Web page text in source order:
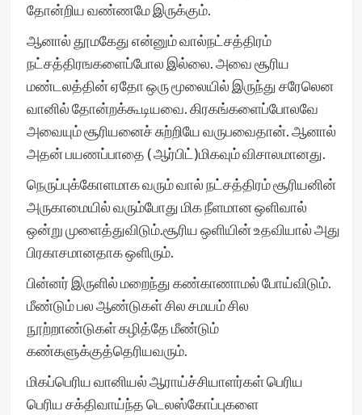
தோன்றிய வண்ணமே இருக்கும்.
ஆனால் தூமகேது என்னும் வால்நட்சத்திரம்
நட்சத்திரஙகளைப்போல இல்லை. அவை சூரிய
மண்டலத்தின் ஏதோ ஒரு மூலையில் இருந்து சரேலென
வானில் தோன்றக்கூடியவை. கிரகங்களைப்போலவே
அவையும் சூரியனைச் சுற்றியே வருபவைதான். ஆனால்
அதன் பயணப்பாதை ( ஆர்பிட்)மிகவும் விசாலமானது.
நெருப்புக்கோளமாக வரும் வால் நட்சத்திரம் சூரியனின்
அருகாமையில் வரும்போது மிக நீளமான ஒளிவால்
ஒன்று முளைத்துவிடும்.சூரிய ஒளியின் உதவியால் அது
பிரகாசமானதாக ஒளிரும்.
பின்னர் இருளில் மறைந்து கண்காணாமல் போய்விடும்.
மீண்டும் பல ஆண்டுகள் சில சமயம் சில
நூற்றாண்டுகள் கழித்தே மீண்டும்
கண்களுக்குத்தெரியவரும்.
மிகப்பெரிய வானியல் ஆராய்ச்சியாளர்கள் பெரிய
பெரிய சக்திவாய்ந்த டெலஸ்கோப்புகளை